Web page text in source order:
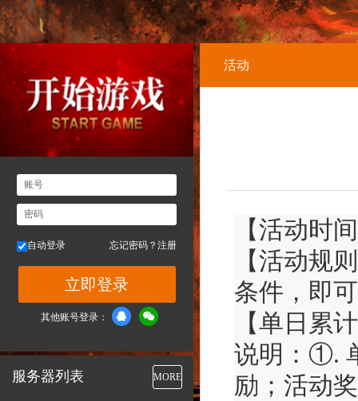
账号
密码
自动登录 注册
忘记密码？
立即登录
其他账号登录：
服务器列表 MORE
活动
【活动时
【活动规
条件，即
【单日累
说明：①.
励；活动